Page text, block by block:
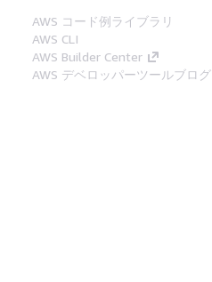
AWS コード例ライブラリ
AWS CLI
AWS Builder Center
AWS デベロッパーツールブログ